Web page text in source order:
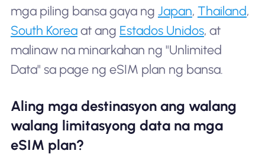
mga piling bansa gaya ng Japan, Thailand,
South Koreaat ang Estados Unidos, at
malinaw na minarkahan ng "Unlimited
Data" sa page ng eSIM plan ng bansa.
Aling mga destinasyon ang walang
walang limitasyong data na mga
eSIM plan?